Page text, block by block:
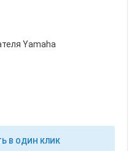
Yamaha
В ОДИН КЛИК